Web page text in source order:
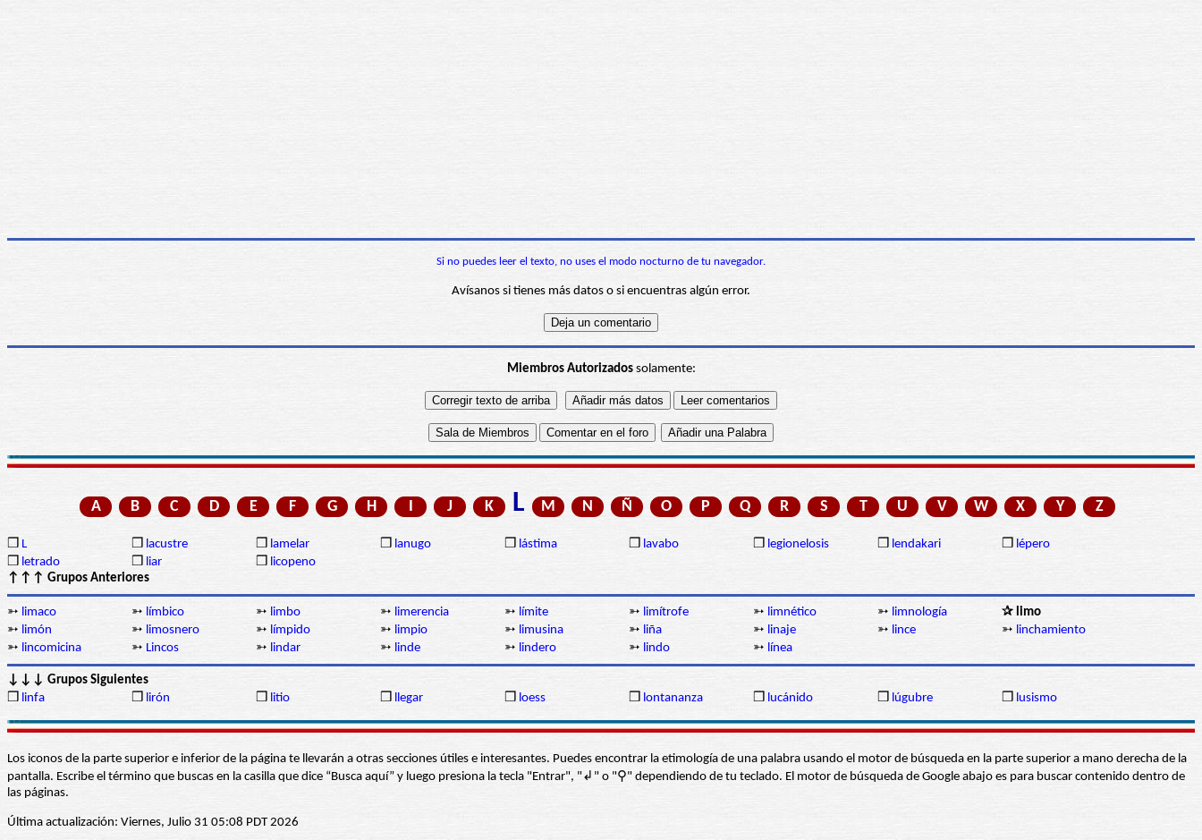
Si no puedes leer el texto, no uses el modo nocturno de tu navegador.
Avísanos si tienes más datos o si encuentras algún error.
Miembros Autorizadossolamente:
A B C D E F G H I J K L M N Ñ O P Q R S T U V W X Y Z
❒ L ❒ lacustre ❒ lamelar ❒ lanugo ❒ lástima ❒ lavabo ❒ legionelosis ❒ lendakari ❒ lépero
❒ letrado ❒ liar ❒ licopeno
↑↑↑ Grupos Anteriores
➳ limaco ➳ límbico ➳ limbo ➳ limerencia ➳ límite ➳ limítrofe ➳ limnético ➳ limnología
✰ limo
➳ limón ➳ limosnero ➳ límpido ➳ limpio ➳ limusina ➳ liña ➳ linaje ➳ lince ➳ linchamiento
➳ lincomicina ➳ Lincos ➳ lindar ➳ linde ➳ lindero ➳ lindo ➳ línea
↓↓↓ Grupos Siguientes
❒ linfa ❒ lirón ❒ litio ❒ llegar ❒ loess ❒ lontananza ❒ lucánido ❒ lúgubre ❒ lusismo
Los iconos de la parte superior e inferior de la página te llevarán a otras secciones útiles e interesantes. Puedes encontrar la etimología de una palabra usando el motor de búsqueda en la parte superior a mano derecha de la
pantalla. Escribe el término que buscas en la casilla que dice “Busca aquí” y luego presiona la tecla "Entrar", "↲" o "⚲" dependiendo de tu teclado. El motor de búsqueda de Google abajo es para buscar contenido dentro de
las páginas.
Última actualización: Viernes, Julio 31 05:08 PDT 2026